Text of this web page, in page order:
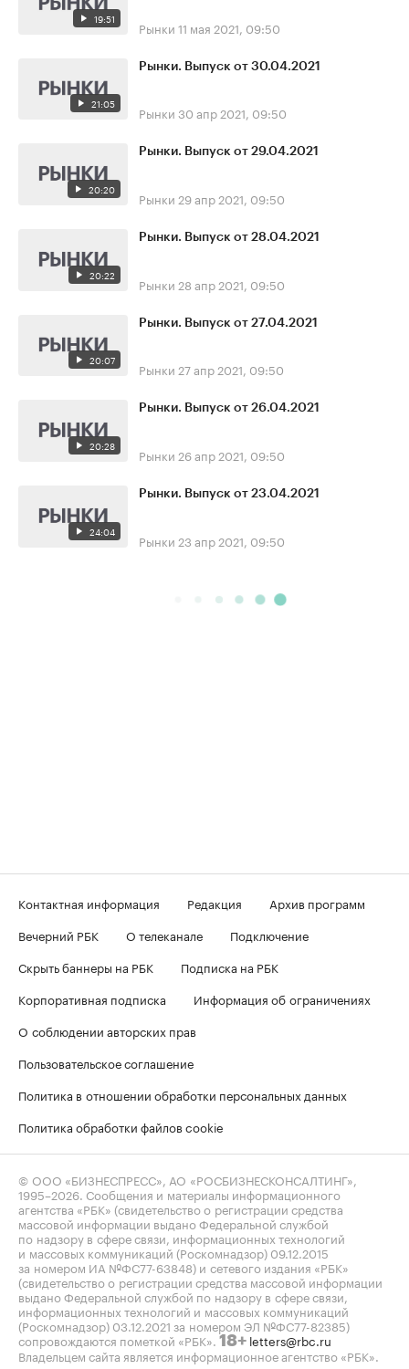
19:51 Рынки 11 мая 2021, 09:50
21:05
Рынки. Выпуск от 30.04.2021
Рынки 30 апр 2021, 09:50
20:20
Рынки. Выпуск от 29.04.2021
Рынки 29 апр 2021, 09:50
20:22
Рынки. Выпуск от 28.04.2021
Рынки 28 апр 2021, 09:50
20:07
Рынки. Выпуск от 27.04.2021
Рынки 27 апр 2021, 09:50
20:28
Рынки. Выпуск от 26.04.2021
Рынки 26 апр 2021, 09:50
24:04
Рынки. Выпуск от 23.04.2021
Рынки 23 апр 2021, 09:50
Контактная информация Редакция
Архив программ
Вечерний РБК
О телеканале
Подключение
Скрыть баннеры на РБК
Подписка на РБК
Корпоративная подписка
Информация об ограничениях
О соблюдении авторских прав
Пользовательское соглашение
Политика в отношении обработки персональных данных
Политика обработки файлов cookie
© ООО «БИЗНЕСПРЕСС», АО «РОСБИЗНЕСКОНСАЛТИНГ»,
1995–2026 . Сообщения и материалы информационного
агентства «РБК» (свидетельство о регистрации средства
массовой информации выдано Федеральной службой
по надзору в сфере связи, информационных технологий
и массовых коммуникаций (Роскомнадзор) 09.12.2015
за номером ИА №ФС77-63848) и сетевого издания «РБК»
(свидетельство о регистрации средства массовой информации
выдано Федеральной службой по надзору в сфере связи,
информационных технологий и массовых коммуникаций
(Роскомнадзор) 03.12.2021 за номером ЭЛ №ФС77-82385)
сопровождаются пометкой «РБК». 18+ letters@rbc.ru
Владельцем сайта является информационное агентство «РБК».